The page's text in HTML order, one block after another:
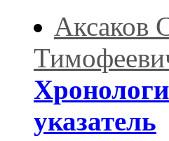
Аксаков
указатель